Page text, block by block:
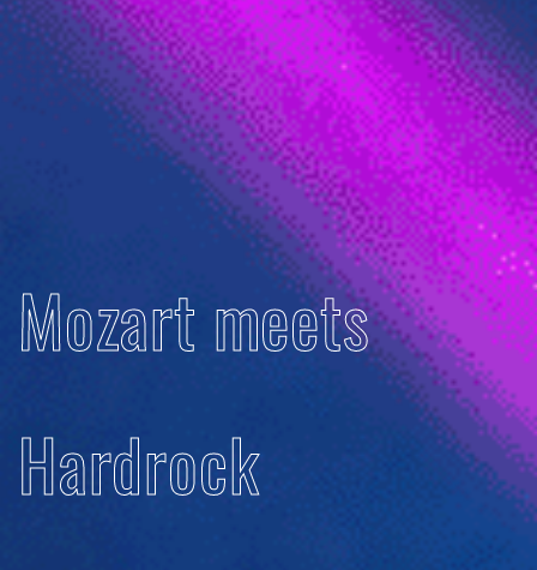
Mozart meets
Hardrock